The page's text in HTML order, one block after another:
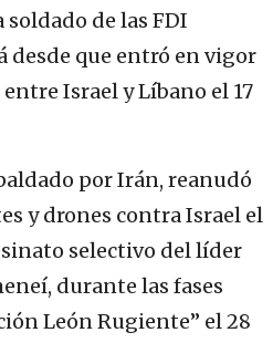
soldado de las FDI
desde que entró en vigor
Israel y Líbano el 17
por Irán, reanudó
y drones contra Israel el
selectivo del líder
durante las fases
León Rugiente” el 28